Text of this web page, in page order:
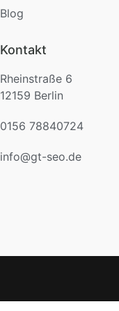
Blog
Kontakt
Rheinstraße 6
12159 Berlin
0156 78840724
info@gt-seo.de